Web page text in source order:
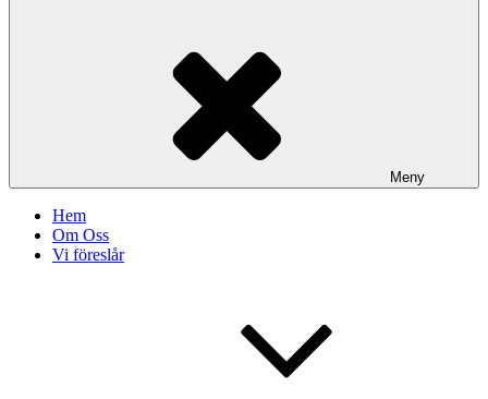
Meny
Hem
Om Oss
Vi föreslår